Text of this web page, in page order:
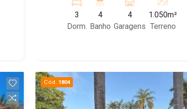
conforto. A área externa conta com
garagem para 4 carros (2 cobertas) e
capacidade para acomodar até 6
ser revertido para quarto. No total, são
04 banheiros, sala aconchegante,
cozinha planejada, área gourmet com
3
Dorm.
4
Banho
4
Garagens
1.050m²
Terreno
Cód. 1804